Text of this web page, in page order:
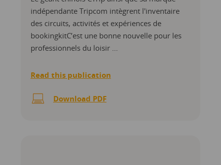
indépendante Tripcom intègrent l'inventaire
des circuits, activités et expériences de
bookingkitC’est une bonne nouvelle pour les
professionnels du loisir ...
Read this publication
Download PDF